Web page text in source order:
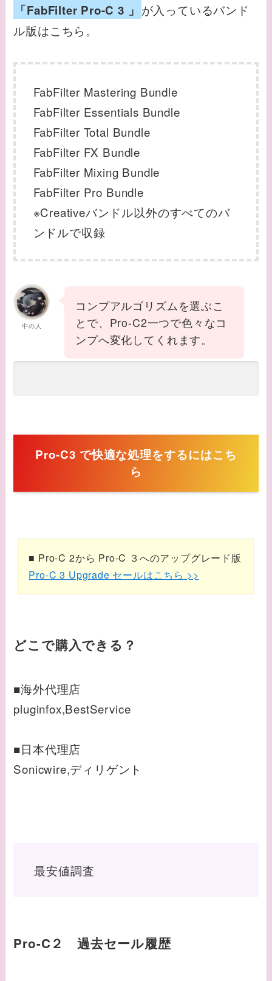
「FabFilter Pro-C 3 」 が入っているバンド
ル版はこちら。
FabFilter Mastering Bundle
FabFilter Essentials Bundle
FabFilter Total Bundle
FabFilter FX Bundle
FabFilter Mixing Bundle
FabFilter Pro Bundle
※Creativeバンドル以外のすべてのバ
ンドルで収録
中の人
コンプアルゴリズムを選ぶこ
とで、Pro-C2一つで色々なコ
ンプへ変化してくれます。
Pro-C3 で快適な処理をするにはこち
ら
■ Pro-C 2から Pro-C ３へのアップグレード版
Pro-C 3 Upgrade セールはこちら >>
どこで購入できる？
■海外代理店
pluginfox,BestService
■日本代理店
Sonicwire,ディリゲント
最安値調査
Pro-C２ 過去セール履歴